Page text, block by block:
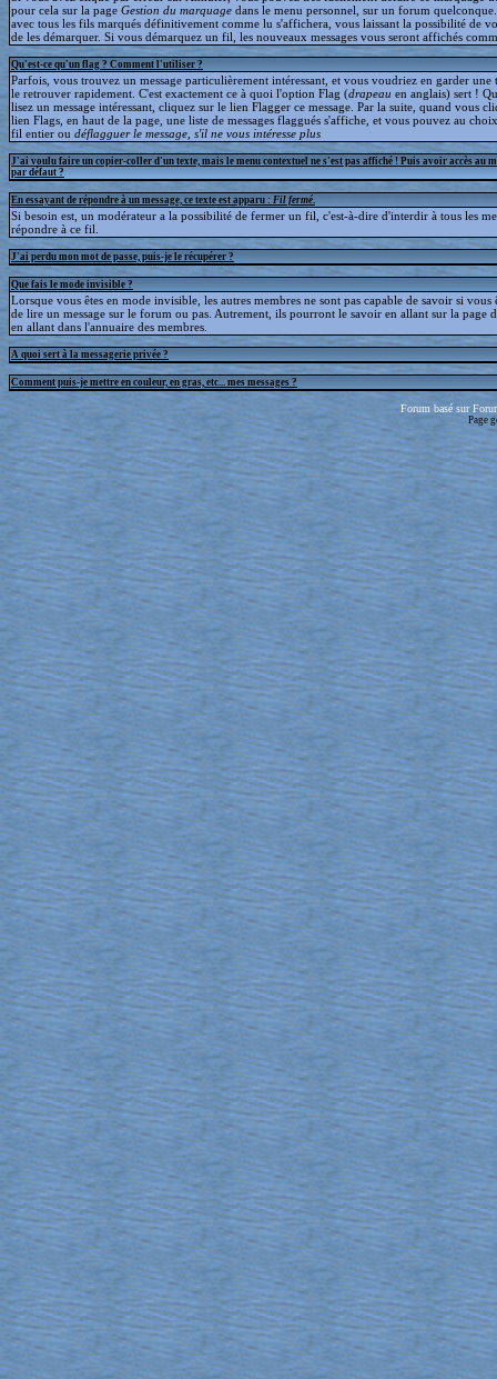
pour cela sur la page Gestion du marquage dans le menu personnel, sur un forum
avec tous les fils marqués définitivement comme lu s'affichera, vous laissant la possibilité de
de les démarquer. Si vous démarquez un fil, les nouveaux messages vous seront affichés
Qu'est-ce qu'un flag ? Comment l'utiliser ?
Parfois, vous trouvez un message particulièrement intéressant, et vous voudriez en garder une
le retrouver rapidement. C'est exactement ce à quoi l'option Flag (drapeau en anglais) sert !
lisez un message intéressant, cliquez sur le lien Flagger ce message. Par la suite, quand vous
lien Flags, en haut de la page, une liste de messages flaggués s'affiche, et vous pouvez au
fil entier ou déflagguerle message, s'il ne vous intéresse plus
J'ai voulu faire un copier-coller d'un texte, mais le menu contextuel ne s'est pas affiché ! Puis avoir accès au
par défaut ?
En essayant de répondre à un message, ce texte est apparu : Fil fermé
Si besoin est, un modérateur a la possibilité de fermer un fil, c'est-à-dire d'interdir à tous les
répondre à ce fil.
J'ai perdu mon mot de passe, puis-je le récupérer ?
Que fais le mode invisible ?
Lorsque vous êtes en mode invisible, les autres membres ne sont pas capable de savoir si vous
de lire un message sur le forum ou pas. Autrement, ils pourront le savoir en allant sur la page
en allant dans l'annuaire des membres.
A quoi sert à la messagerie privée ?
Comment puis-je mettre en couleur, en gras, etc... mes messages ?
Forum basé sur
Page